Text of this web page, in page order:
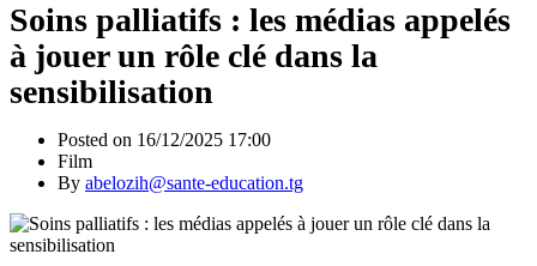
Soins palliatifs : les médias appelés
à jouer un rôle clé dans la
sensibilisation
Posted on 16/12/2025 17:00
Film
By abelozih@sante-education.tg